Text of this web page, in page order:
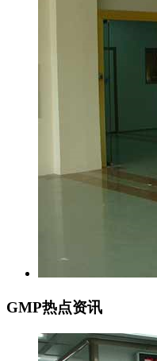
GMP热点资讯